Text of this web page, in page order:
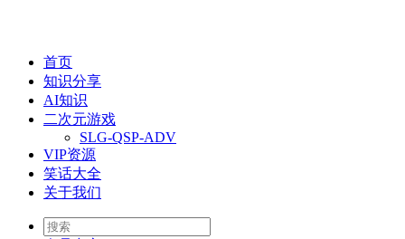
首页
知识分享
AI知识
二次元游戏
SLG-QSP-ADV
VIP资源
笑话大全
关于我们